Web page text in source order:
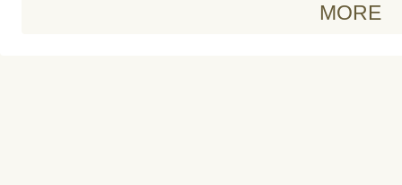
MORE